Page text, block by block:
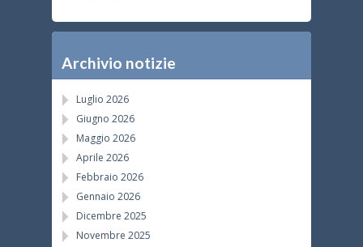
Archivio notizie
Luglio 2026
Giugno 2026
Maggio 2026
Aprile 2026
Febbraio 2026
Gennaio 2026
Dicembre 2025
Novembre 2025